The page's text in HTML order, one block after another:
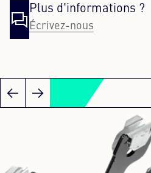
Plus d'informations ?
Écrivez-nous